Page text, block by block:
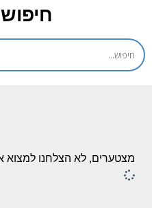
מצטערים, לא הצלחנו